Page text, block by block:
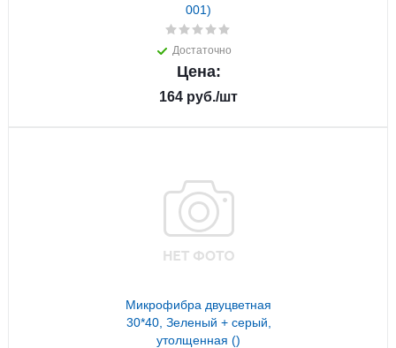
001)
Достаточно
Цена:
164 руб./шт
Микрофибра двуцветная
30*40, Зеленый + серый,
утолщенная ()